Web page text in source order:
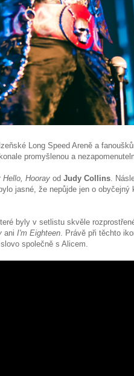
Long Speed Areně a
promyšlenou a
Hello, Hooray od Judy Collins .
jasné, že nepůjde jen o obyčejný
byly v setlistu skvěle
ani I'm Eighteen . Právě při těchto
společně s Alicem.